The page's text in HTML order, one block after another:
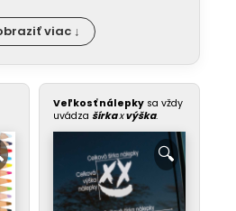
viac ↓
Veľkosť nálepky sa vždy
uvádza šírkaxvýška.